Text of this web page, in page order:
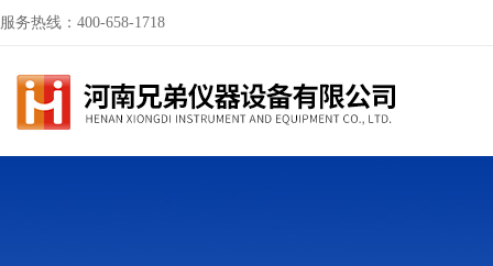
服务热线：400-658-1718